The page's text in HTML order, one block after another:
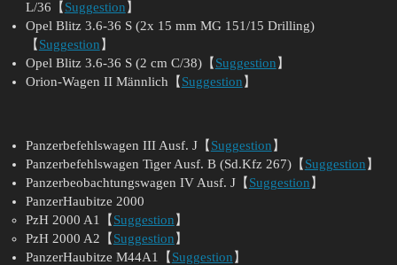
L/36【 Suggestion 】
Opel Blitz 3.6-36 S (2x 15 mm MG 151/15 Drilling)
【 Suggestion 】
Opel Blitz 3.6-36 S (2 cm C/38)【 Suggestion 】
Orion-Wagen II Männlich【 Suggestion 】
Panzerbefehlswagen III Ausf. J【 Suggestion 】
Panzerbefehlswagen Tiger Ausf. B (Sd.Kfz 267)【 Suggestion 】
Panzerbeobachtungswagen IV Ausf. J【 Suggestion 】
PanzerHaubitze 2000
PzH 2000 A1【 Suggestion 】
PzH 2000 A2【 Suggestion 】
PanzerHaubitze M44A1【 Suggestion 】